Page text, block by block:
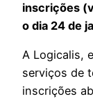
inscrições
o dia 24 de
A Logicalis,
serviços de
inscrições